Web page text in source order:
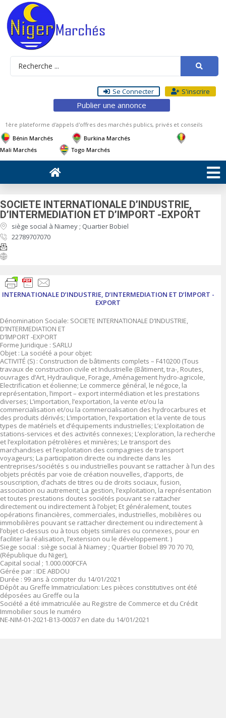
Se Connecter S'inscrire
Publier une annonce
1ère plateforme d'appels d'offres des marchés publics, privés et conseils
Bénin Marchés
Burkina Marchés
Mali Marchés
Togo Marchés
SOCIETE INTERNATIONALE D’INDUSTRIE,
D’INTERMEDIATION ET D’lMPORT -EXPORT
siège social à Niamey ; Quartier Bobiel
22789707070
INTERNATIONALE D’INDUSTRIE, D’INTERMEDIATION ET D’lMPORT -
EXPORT
Dénomination Sociale: SOCIETE INTERNATIONALE D’INDUSTRIE,
D’INTERMEDIATION ET
D’lMPORT -EXPORT
Forme Juridique : SARLU
Objet : La société a pour objet:
ACTIVITÉ (S) : Construction de bâtiments complets – F410200 (Tous
travaux de construction civile et Industrielle (Bâtiment, tra-, Routes,
ouvrages d’Art, Hydraulique, Forage, Aménagement hydro-agricole,
Electrification et éolienne; Le commerce général, le négoce, la
représentation, l’import – export intermédiation et les prestations
diverses; L’importation, l’exportation, la vente et/ou la
commercialisation et/ou la commercialisation des hydrocarbures et
des produits dérivés; L’importation, l’exportation et la vente de tous
types de matériels et d’équipements industrielles; L’exploitation de
stations-services et des activités connexes; L’exploration, la recherche
et l’exploitation pétrolières et minières; Le transport des
marchandises et l’exploitation des compagnies de transport
voyageurs; La participation directe ou indirecte dans les
entreprises/sociétés s ou industrielles pouvant se rattacher à l’un des
objets précités par voie de création nouvelles, d’apports, de
souscription, d’achats de titres ou de droits sociaux, fusion,
association ou autrement; La gestion, l’exploitation, la représentation
et toutes prestations doutes sociétés pouvant se rattacher
directement ou indirectement à l’objet; Et généralement, toutes
opérations financières, commerciales, industrielles, mobilières ou
immobilières pouvant se rattacher directement ou indirectement à
l’objet ci-dessus ou à tous objets similaires ou connexes, pour en
faciliter la réalisation, l’extension ou le développement. )
Siege social : siège social à Niamey ; Quartier Bobiel 89 70 70 70,
(République du Niger),
Capital social ; 1.000.000FCFA
Gérée par : IDE ABDOU
Durée : 99 ans à compter du 14/01/2021
Dépôt au Greffe Immatriculation: Les pièces constitutives ont été
déposées au Greffe ou la
Société a été immatriculée au Registre de Commerce et du Crédit
Immobilier sous le numéro
NE-NIM-01-2021-B13-00037 en date du 14/01/2021